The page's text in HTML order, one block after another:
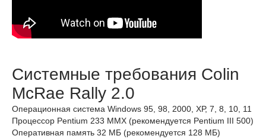
Системные требования Colin
McRae Rally 2.0
Операционная система Windows 95, 98, 2000, ХР, 7, 8, 10, 11
Процессор Pentium 233 MMX (рекомендуется Pentium III 500)
Оперативная память 32 МБ (рекомендуется 128 МБ)